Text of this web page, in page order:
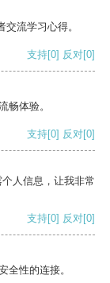
流学习心得。
支持[0] 反对[0]
畅体验。
支持[0] 反对[0]
人信息，让我非常
支持[0] 反对[0]
全性的连接。